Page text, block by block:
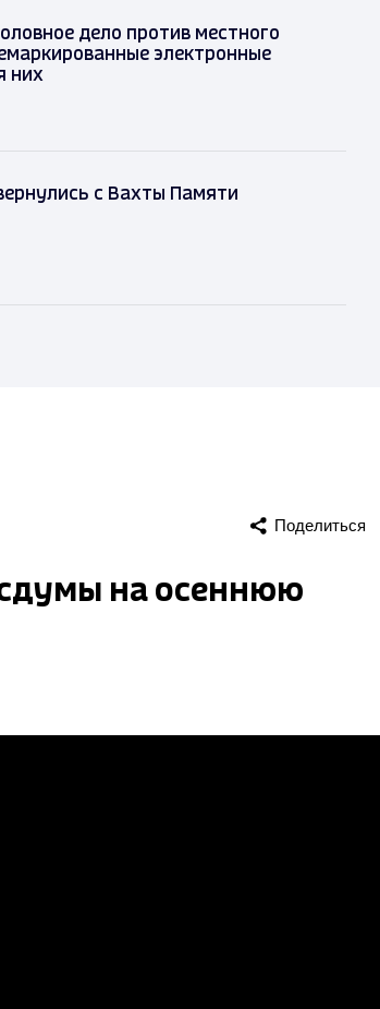
дело против местного
электронные
них
с Вахты Памяти
Поделиться
на осеннюю